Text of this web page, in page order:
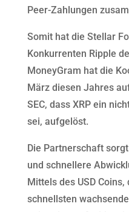
Peer-Zahlungen
Somit hat die Stellar
Konkurrenten Ripple
MoneyGram hat die
März diesen Jahres
SEC, dass XRP ein
sei, aufgelöst.
Die Partnerschaft
und schnellere
Mittels des USD
schnellsten